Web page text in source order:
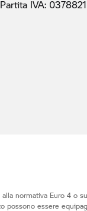
Partita IVA:
normativa Euro 4 o
essere